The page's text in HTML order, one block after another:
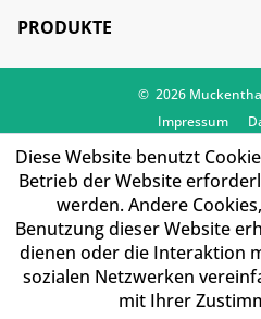
PRODUKTE
© 2026
Impressum
Diese Website benutzt
Betrieb der Website
werden. Andere
Benutzung dieser Website
dienen oder die Interaktion
sozialen Netzwerken
mit Ihrer